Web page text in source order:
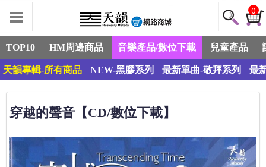
0
TOP10 HM周邊商品 音樂產品/數位下載 兒童產品
天韻專輯-所有商品 NEW-黑膠系列 最新單曲-敬拜系列 最
穿越的聲音【CD/數位下載】